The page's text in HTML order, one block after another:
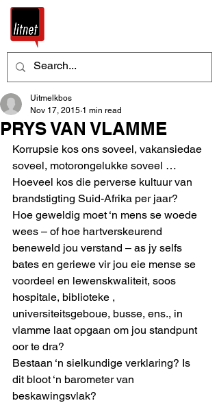
PRYS VAN VLAMME
Uitmelkbos
Nov 17, 2015 1 min read
Korrupsie kos ons soveel, vakansiedae
soveel, motorongelukke soveel …
Hoeveel kos die perverse kultuur van
brandstigting Suid-Afrika per jaar?
Hoe geweldig moet ‘n mens se woede
wees – of hoe hartverskeurend
beneweld jou verstand – as jy selfs
bates en geriewe vir jou eie mense se
voordeel en lewenskwaliteit, soos
hospitale, biblioteke ,
universiteitsgeboue, busse, ens., in
vlamme laat opgaan om jou standpunt
oor te dra?
Bestaan ‘n sielkundige verklaring? Is
dit bloot ‘n barometer van
beskawingsvlak?